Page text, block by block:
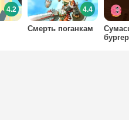
4.2
Смерть поганкам
4.4
бургер